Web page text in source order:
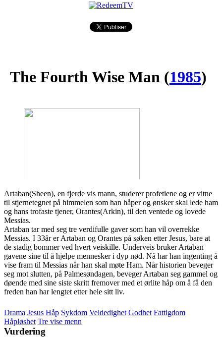
The Fourth Wise Man (1985)
Artaban(Sheen), en fjerde vis mann, studerer profetiene og er vitne
til stjernetegnet på himmelen som han håper og ønsker skal lede ham
og hans trofaste tjener, Orantes(Arkin), til den ventede og lovede
Messias.
Artaban tar med seg tre verdifulle gaver som han vil overrekke
Messias. I 33år er Artaban og Orantes på søken etter Jesus, bare at
de stadig bommer ved hvert veiskille. Underveis bruker Artaban
gavene sine til å hjelpe mennesker i dyp nød. Nå har han ingenting å
vise fram til Messias når han skal møte Ham. Når historien beveger
seg mot slutten, på Palmesøndagen, beveger Artaban seg gammel og
døende med sine siste skritt fremover med et ørlite håp om å få den
freden han har lengtet etter hele sitt liv.
Drama Jesus Håp Sykdom Veldedighet Godhet Fattigdom
Håpløshet Tre vise menn
Vurdering